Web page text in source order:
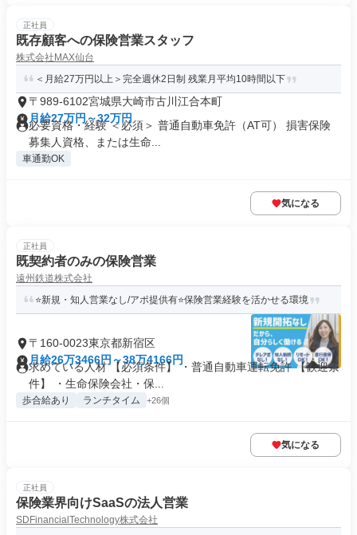
正社員
既存顧客への保険営業スタッフ
株式会社MAX仙台
＜月給27万円以上＞完全週休2日制 残業月平均10時間以下
〒989-6102宮城県大崎市古川江合本町
月給27万円～32万円
必要資格・経験 ＜必須＞ 普通自動車免許（AT可） 損害保険
募集人資格、または生命...
車通勤OK
気になる
正社員
既契約者のみの保険営業
遠州鉄道株式会社
⭐新規・知人営業なし/アポ提供有⭐保険営業経験を活かせる環境
〒160-0023東京都新宿区
月給26万3466円～38万4166円
求めている人材 【必須条件】 ・普通自動車運転免許 【歓迎条
件】 ・生命保険会社・保...
歩合給あり ランチタイム +26個
気になる
正社員
保険業界向けSaaSの法人営業
SDFinancialTechnology株式会社